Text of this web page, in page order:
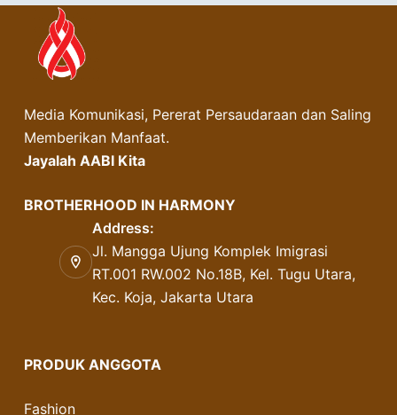
Media Komunikasi, Pererat Persaudaraan dan Saling
Memberikan Manfaat.
Jayalah AABI Kita
BROTHERHOOD IN HARMONY
Address:
Jl. Mangga Ujung Komplek Imigrasi
RT.001 RW.002 No.18B, Kel. Tugu Utara,
Kec. Koja, Jakarta Utara
PRODUK ANGGOTA
Fashion